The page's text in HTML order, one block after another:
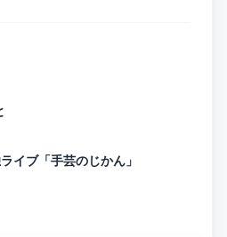
イブ「手芸のじかん」